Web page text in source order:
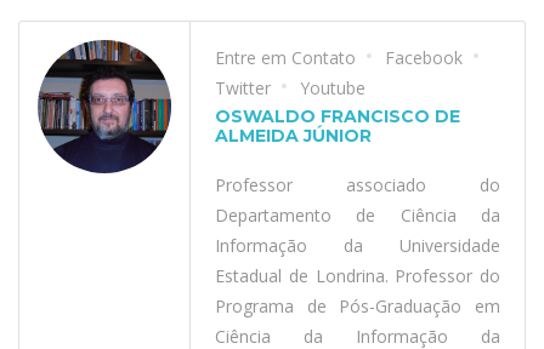
Entre em Contato
Facebook
Twitter
Youtube
OSWALDO FRANCISCO DE
ALMEIDA JÚNIOR
Professor associado do
Departamento de Ciência da
Informação da Universidade
Estadual de Londrina. Professor do
Programa de Pós-Graduação em
Ciência da Informação da